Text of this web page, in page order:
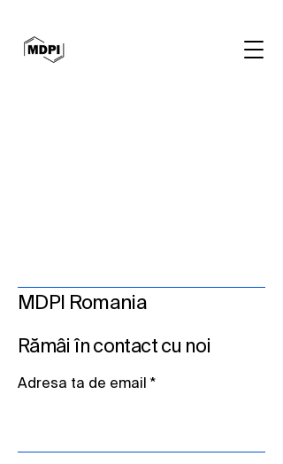
MDPI Romania
Rămâi în contact cu noi
Adresa ta de email